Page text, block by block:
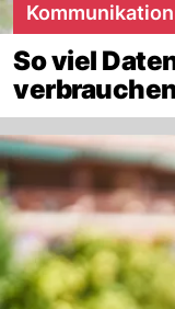
Kommunikation
So viel